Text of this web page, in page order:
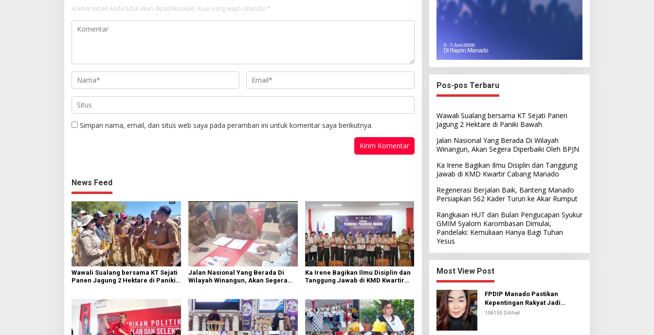
Alamat email Anda tidak akan dipublikasikan. Ruas yang wajib ditandai *
Simpan nama, email, dan situs web saya pada peramban ini untuk komentar saya berikutnya.
News Feed
Wawali Sualang bersama KT Sejati
Panen Jagung 2 Hektare di Paniki
Jalan Nasional Yang Berada Di
Wilayah Winangun, Akan Segera
Ka Irene Bagikan Ilmu Disiplin dan
Tanggung Jawab di KMD Kwartir
Pos-pos Terbaru
Wawali Sualang bersama KT Sejati Panen
Jagung 2 Hektare di Paniki Bawah
Jalan Nasional Yang Berada Di Wilayah
Winangun, Akan Segera Diperbaiki Oleh BPJN
Ka Irene Bagikan Ilmu Disiplin dan Tanggung
Jawab di KMD Kwartir Cabang Manado
Regenerasi Berjalan Baik, Banteng Manado
Persiapkan 562 Kader Turun ke Akar Rumput
Rangkaian HUT dan Bulan Pengucapan Syukur
GMIM Syalom Karombasan Dimulai,
Pandelaki: Kemuliaan Hanya Bagi Tuhan
Yesus
Most View Post
FPDIP Manado Pastikan
Kepentingan Rakyat Jadi
Prioritas Dalam Perjuangan
106155 Dilihat